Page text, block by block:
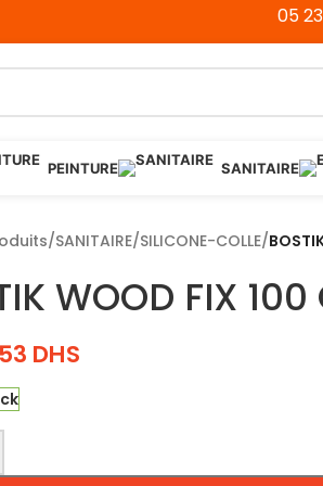
05
PEINTURE SANITAIRE
/SANITAIRE/SILICONE-COLLE/
WOOD FIX 100
53 DHS